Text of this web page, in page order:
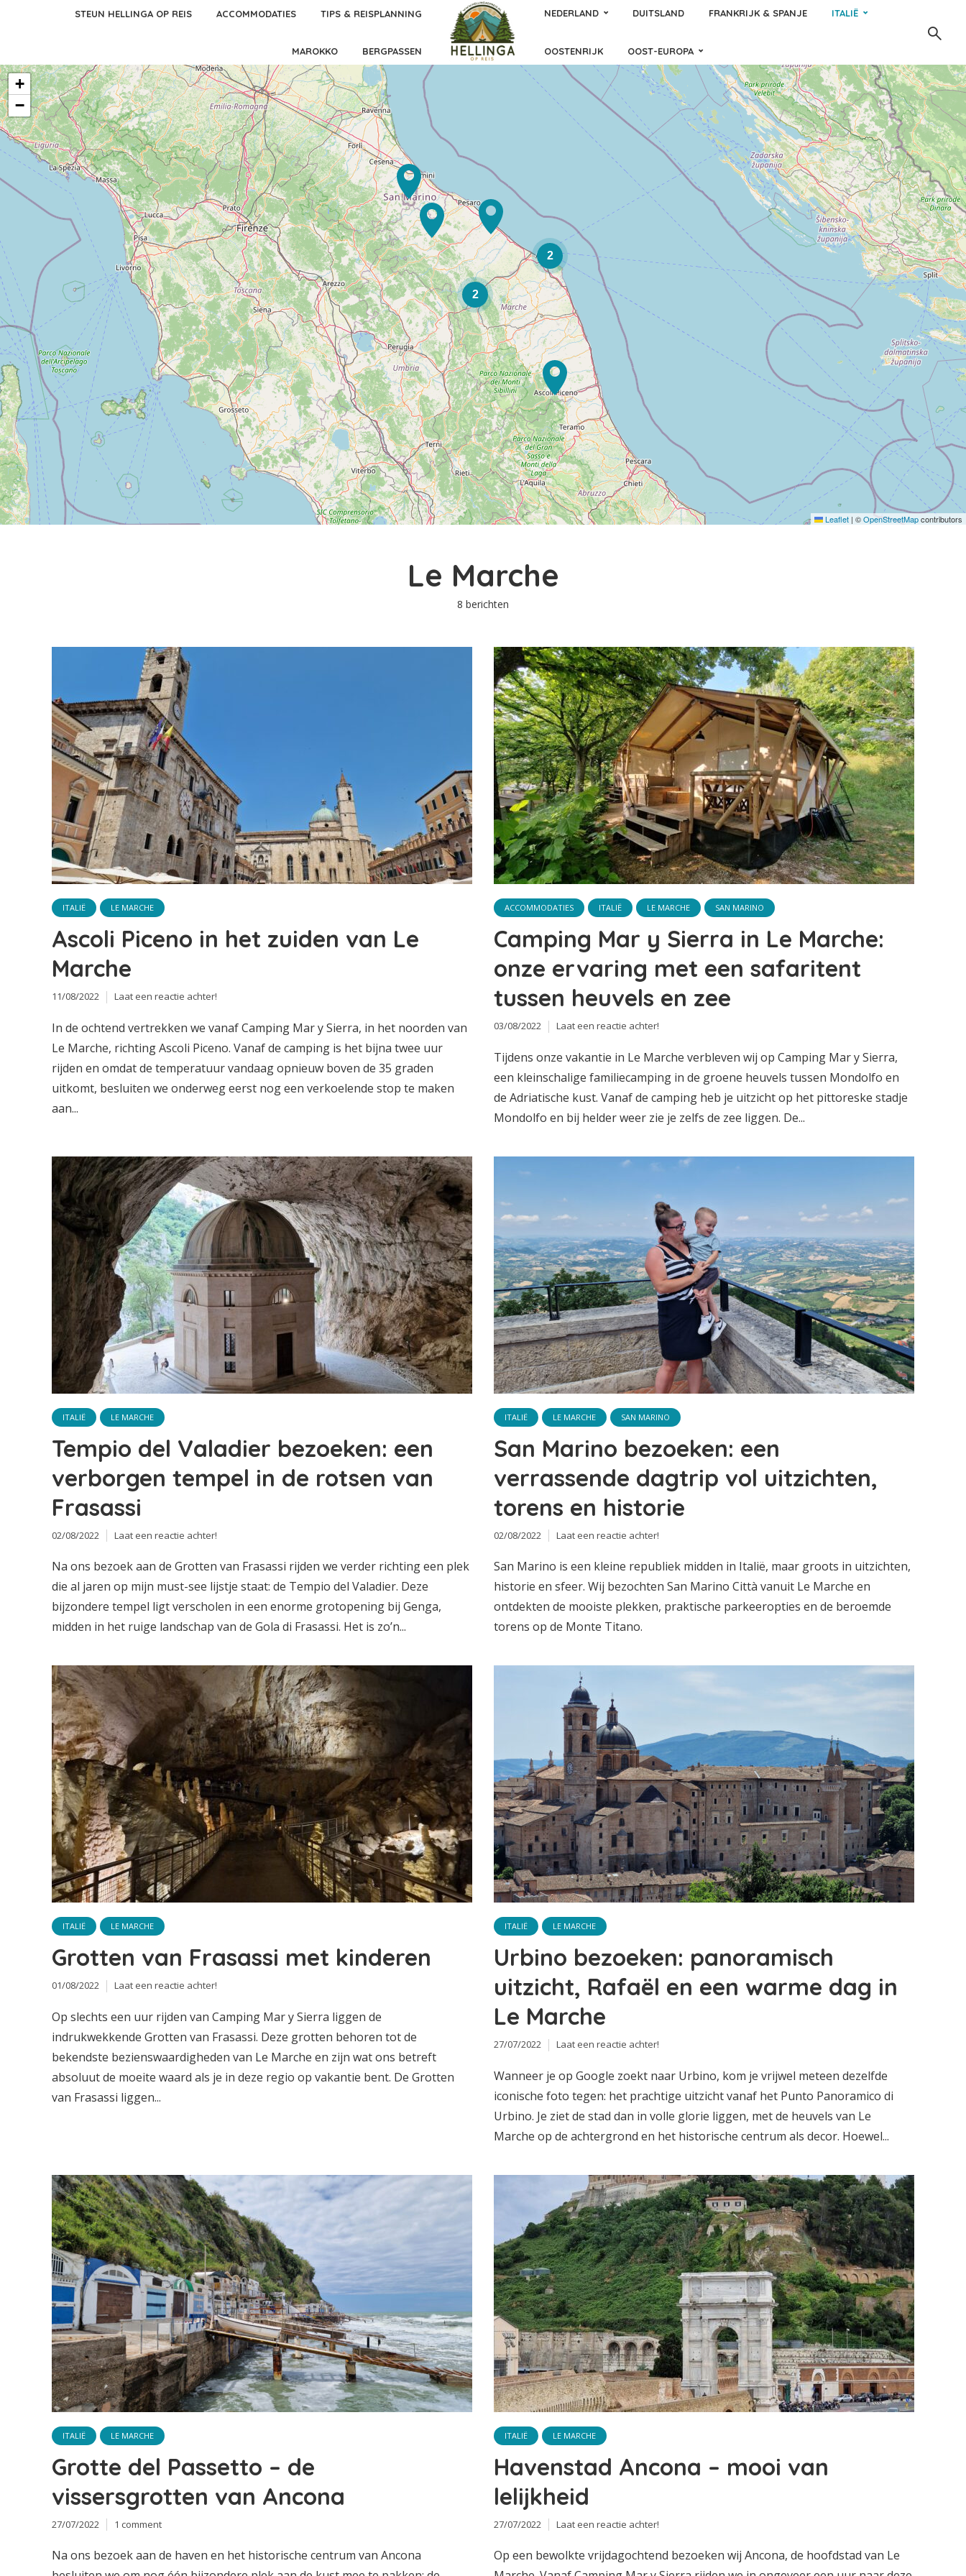
STEUN HELLINGA OP REIS ACCOMMODATIES TIPS & REISPLANNING
MAROKKO BERGPASSEN
NEDERLAND DUITSLAND FRANKRIJK & SPANJE ITALIË
OOSTENRIJK OOST-EUROPA
2
2
+
−
Leaflet | ©OpenStreetMapcontributors
Le Marche
8 berichten
ITALIË LE MARCHE
Ascoli Piceno in het zuiden van Le
Marche
11/08/2022 Laat een reactie achter!
In de ochtend vertrekken we vanaf Camping Mar y Sierra, in het noorden van
Le Marche, richting Ascoli Piceno. Vanaf de camping is het bijna twee uur
rijden en omdat de temperatuur vandaag opnieuw boven de 35 graden
uitkomt, besluiten we onderweg eerst nog een verkoelende stop te maken
aan...
ACCOMMODATIES ITALIË LE MARCHE SAN MARINO
Camping Mar y Sierra in Le Marche:
onze ervaring met een safaritent
tussen heuvels en zee
03/08/2022 Laat een reactie achter!
Tijdens onze vakantie in Le Marche verbleven wij op Camping Mar y Sierra,
een kleinschalige familiecamping in de groene heuvels tussen Mondolfo en
de Adriatische kust. Vanaf de camping heb je uitzicht op het pittoreske stadje
Mondolfo en bij helder weer zie je zelfs de zee liggen. De...
ITALIË LE MARCHE
Tempio del Valadier bezoeken: een
verborgen tempel in de rotsen van
Frasassi
02/08/2022 Laat een reactie achter!
Na ons bezoek aan de Grotten van Frasassi rijden we verder richting een plek
die al jaren op mijn must-see lijstje staat: de Tempio del Valadier. Deze
bijzondere tempel ligt verscholen in een enorme grotopening bij Genga,
midden in het ruige landschap van de Gola di Frasassi. Het is zo’n...
ITALIË LE MARCHE SAN MARINO
San Marino bezoeken: een
verrassende dagtrip vol uitzichten,
torens en historie
02/08/2022 Laat een reactie achter!
San Marino is een kleine republiek midden in Italië, maar groots in uitzichten,
historie en sfeer. Wij bezochten San Marino Città vanuit Le Marche en
ontdekten de mooiste plekken, praktische parkeeropties en de beroemde
torens op de Monte Titano.
ITALIË LE MARCHE
Grotten van Frasassi met kinderen
01/08/2022 Laat een reactie achter!
Op slechts een uur rijden van Camping Mar y Sierra liggen de
indrukwekkende Grotten van Frasassi. Deze grotten behoren tot de
bekendste bezienswaardigheden van Le Marche en zijn wat ons betreft
absoluut de moeite waard als je in deze regio op vakantie bent. De Grotten
van Frasassi liggen...
ITALIË LE MARCHE
Urbino bezoeken: panoramisch
uitzicht, Rafaël en een warme dag in
Le Marche
27/07/2022 Laat een reactie achter!
Wanneer je op Google zoekt naar Urbino, kom je vrijwel meteen dezelfde
iconische foto tegen: het prachtige uitzicht vanaf het Punto Panoramico di
Urbino. Je ziet de stad dan in volle glorie liggen, met de heuvels van Le
Marche op de achtergrond en het historische centrum als decor. Hoewel...
ITALIË LE MARCHE
Grotte del Passetto – de
vissersgrotten van Ancona
27/07/2022 1 comment
Na ons bezoek aan de haven en het historische centrum van Ancona
ITALIË LE MARCHE
Havenstad Ancona – mooi van
lelijkheid
27/07/2022 Laat een reactie achter!
Op een bewolkte vrijdagochtend bezoeken wij Ancona, de hoofdstad van Le